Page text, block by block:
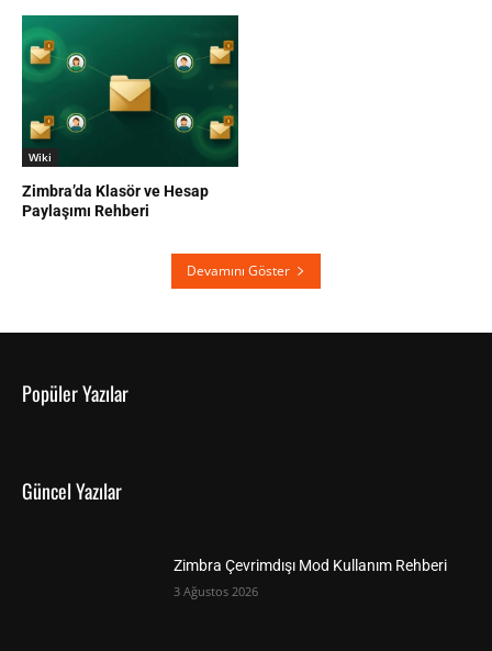
Wiki
Zimbra’da Klasör ve Hesap
Paylaşımı Rehberi
Devamını Göster
Popüler Yazılar
Güncel Yazılar
Zimbra Çevrimdışı Mod Kullanım Rehberi
3 Ağustos 2026